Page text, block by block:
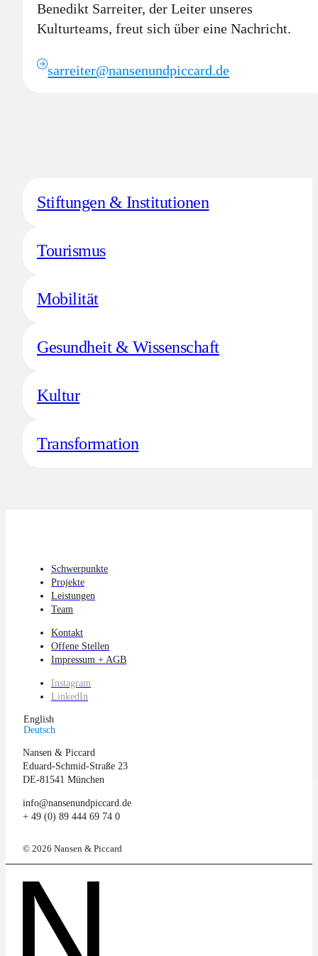
Benedikt Sarreiter, der Leiter unseres
Kulturteams, freut sich über eine Nachricht.
sarreiter@nansenundpiccard.de
Stiftungen & Institutionen
Tourismus
Mobilität
Gesundheit & Wissenschaft
Kultur
Transformation
Schwerpunkte
Projekte
Leistungen
Team
Kontakt
Offene Stellen
Impressum + AGB
Instagram
LinkedIn
English
Deutsch
Nansen & Piccard
Eduard-Schmid-Straße 23
DE-81541 München
info@nansenundpiccard.de
+ 49 (0) 89 444 69 74 0
© 2026 Nansen & Piccard